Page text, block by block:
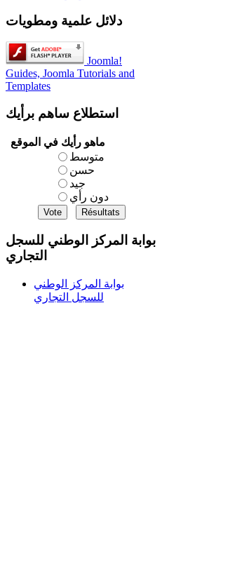
دلائل علمية ومطويات
Joomla!
Guides, Joomla Tutorials and
Templates
استطلاع ساهم برأيك
ماهو رأيك في الموقع
متوسط
حسن
جيد
دون رأي
بوابة المركز الوطني للسجل
التجاري
بوابة المركز الوطني
للسجل التجاري